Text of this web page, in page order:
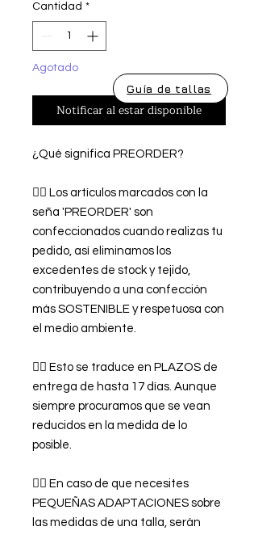
Cantidad *
Agotado
Notificar al estar disponible
¿Qué significa PREORDER?
👉🏿 Los artículos marcados con la
seña 'PREORDER' son
confeccionados cuando realizas tu
pedido, así eliminamos los
excedentes de stock y tejido,
contribuyendo a una confección
más SOSTENIBLE y respetuosa con
el medio ambiente.
👉🏿 Esto se traduce en PLAZOS de
entrega de hasta 17 días. Aunque
siempre procuramos que se vean
reducidos en la medida de lo
posible.
👉🏿 En caso de que necesites
PEQUEÑAS ADAPTACIONES sobre
las medidas de una talla, serán
Guía de tallas